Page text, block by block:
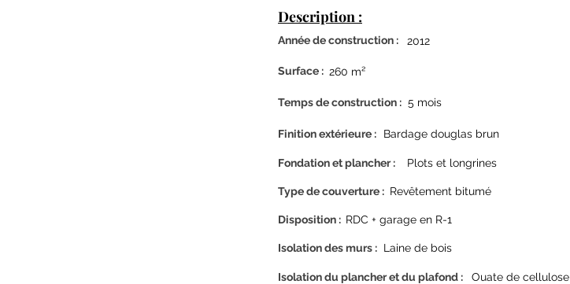
Description :
Année de construction : 2012
Surface : 260 m²
Temps de construction : 5 mois
Finitionextérieure : Bardage douglas brun
Fondation et plancher : Plots et longrines
Type de couverture : Revêtement bitumé
Disposition : RDC + garage en R-1
Isolation des murs : Laine de bois
Isolation du plancher et du plafond : Ouate de cellulose